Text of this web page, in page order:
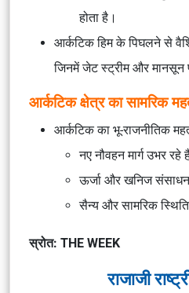
होता है।
आर्कटिक हिम के पिघलने से
जिनमें जेट स्ट्रीम और मानसून
आर्कटिक क्षेत्र का सामरिक
आर्कटिक का भू-राजनीतिक
नए नौवहन मार्ग उभर रहे
ऊर्जा और खनिज
सैन्य और सामरिक
स्रोत: THE WEEK
राजाजी